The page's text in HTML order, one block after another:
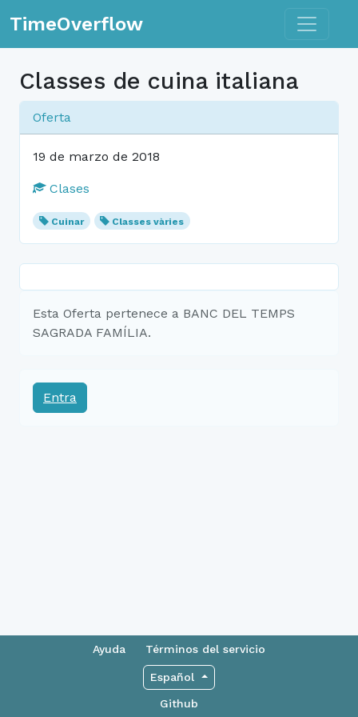
TimeOverflow Toggle
Classes de cuina italiana
Oferta
19 de marzo de 2018
Clases
Cuinar Classes vàries
Esta Oferta pertenece a BANC DEL TEMPS
SAGRADA FAMÍLIA.
Entra
Ayuda Términos del servicio
Español
Github